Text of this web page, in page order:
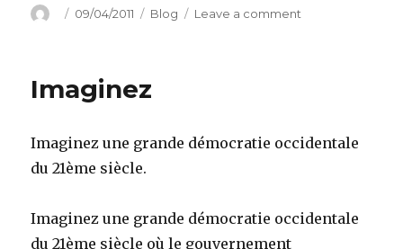
Author
Posted
09/04/2011 Categories
Blog Leave a comment
quoi
Imaginez
Imaginez une grande démocratie occidentale
du 21ème siècle.
Imaginez une grande démocratie occidentale
du 21ème siècle où le gouvernement